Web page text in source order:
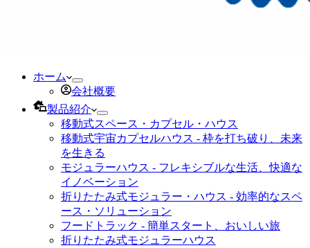
ホーム
会社概要
製品紹介
移動式スペース・カプセル・ハウス
移動式宇宙カプセルハウス - 枠を打ち破り、未来
を生きる
モジュラーハウス - フレキシブルな生活、快適な
イノベーション
折りたたみ式モジュラー・ハウス - 効率的なスペ
ース・ソリューション
フードトラック - 簡単スタート、おいしい旅
折りたたみ式モジュラーハウス